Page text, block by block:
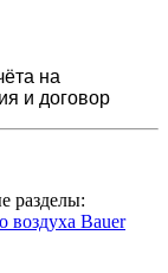
на
и договор
разделы:
воздуха Bauer